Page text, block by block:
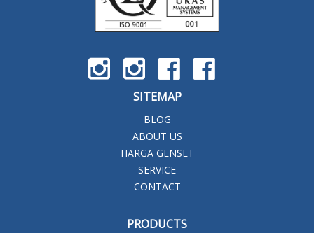
SITEMAP
BLOG
ABOUT US
HARGA GENSET
SERVICE
CONTACT
PRODUCTS